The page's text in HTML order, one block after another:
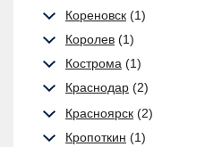
Кореновск (1)
Королев (1)
Кострома (1)
Краснодар (2)
Красноярск (2)
Кропоткин (1)